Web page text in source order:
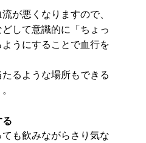
が悪くなりますので、
して意識的に「ちょっ
うにすることで血行を
るような場所もできる
る
も飲みながらさり気な